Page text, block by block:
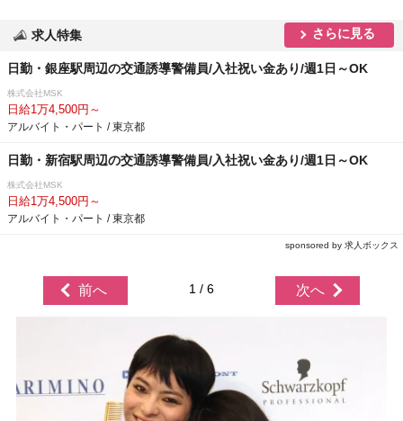
求人特集 さらに見る
日勤・銀座駅周辺の交通誘導警備員/入社祝い金あり/週1日～OK
株式会社MSK
日給1万4,500円～
アルバイト・パート / 東京都
日勤・新宿駅周辺の交通誘導警備員/入社祝い金あり/週1日～OK
株式会社MSK
日給1万4,500円～
アルバイト・パート / 東京都
sponsored by 求人ボックス
前へ 1 / 6 次へ